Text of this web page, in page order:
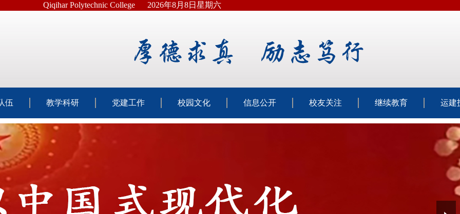
Qiqihar Polytechnic College 2026年8月8日星期六
伍 教学科研 党建工作 校园文化 信息公开 校友关注 继续教育 运建